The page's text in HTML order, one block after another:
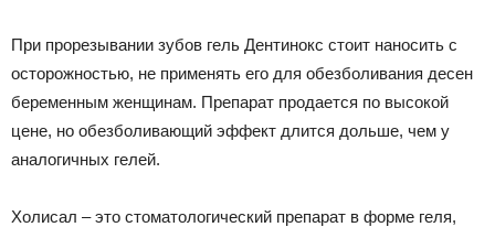
При прорезывании зубов гель Дентинокс стоит наносить с
осторожностью, не применять его для обезболивания десен
беременным женщинам. Препарат продается по высокой
цене, но обезболивающий эффект длится дольше, чем у
аналогичных гелей.
Холисал – это стоматологический препарат в форме геля,